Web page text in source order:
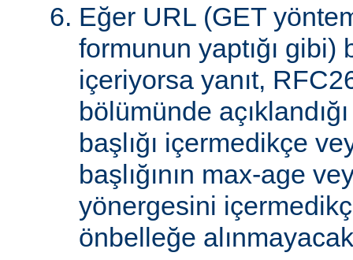
Eğer URL (GET
formunun yaptığı
içeriyorsa yanıt,
bölümünde
başlığı içermedikçe
başlığının max-age
yönergesini
önbelleğe